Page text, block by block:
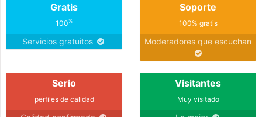
Gratis
100%
Servicios gratuitos
Soporte
100% gratis
Moderadores que escuchan
Serio
perfiles de calidad
Visitantes
Muy visitado